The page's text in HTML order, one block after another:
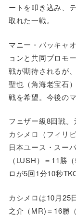
ートを叩き込み、
取れた一戦。
マニー・パッキャ
ョンと共同プロモ
戦が期待されるが
聖也（角海老宝石
戦を希望。今後の
フェザー級8回戦。
カシメロ（フィリ
日本ユース・スー
（LUSH）＝11勝
ロが5回1分10秒
カシメロは10月25
之介（MR)＝16勝